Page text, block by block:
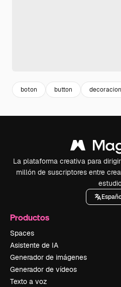
boton button
La plataforma creativa para
millón de suscriptores entre
Productos
Spaces
Asistente de IA
Generador de imágenes
Generador de vídeos
Texto a voz